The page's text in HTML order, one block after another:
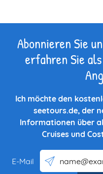
Abonnieren Sie
erfahren Sie
Ich möchte den
seetours.de, der
Informationen über
Cruises und
E-Mail